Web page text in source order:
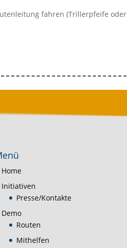
fahren (Trillerpfeife oder
Home
Initiativen
Presse/Kontakte
Demo
Routen
Mithelfen